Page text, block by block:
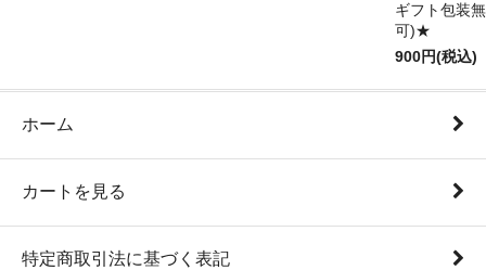
ギフト包装
可)★
900円(税込)
ホーム
カートを見る
特定商取引法に基づく表記